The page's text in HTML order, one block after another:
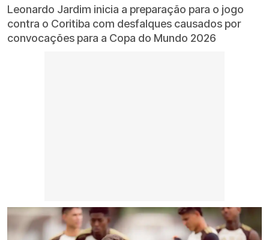
Leonardo Jardim inicia a preparação para o jogo
contra o Coritiba com desfalques causados por
convocações para a Copa do Mundo 2026